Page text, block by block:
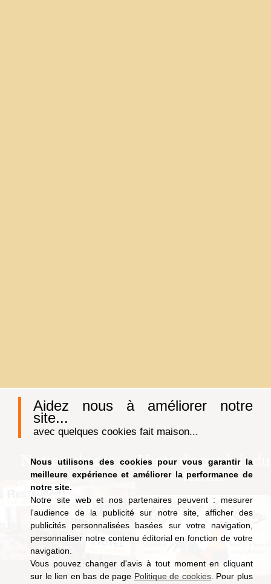
Aidez nous à améliorer notre
site...
avec quelques cookies fait maison...
Nous utilisons des cookies pour vous garantir la
meilleure expérience et améliorer la performance de
notre site.
Notre site web et nos partenaires peuvent : mesurer
l'audience de la publicité sur notre site, afficher des
publicités personnalisées basées sur votre navigation,
personnaliser notre contenu éditorial en fonction de votre
navigation.
Vous pouvez changer d'avis à tout moment en cliquant
sur le lien en bas de page Politique de cookies. Pour plus
Notre auberge
Vente de produit du
terroir